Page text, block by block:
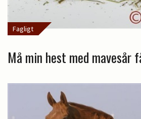
Fagligt
Må min hest med mavesår